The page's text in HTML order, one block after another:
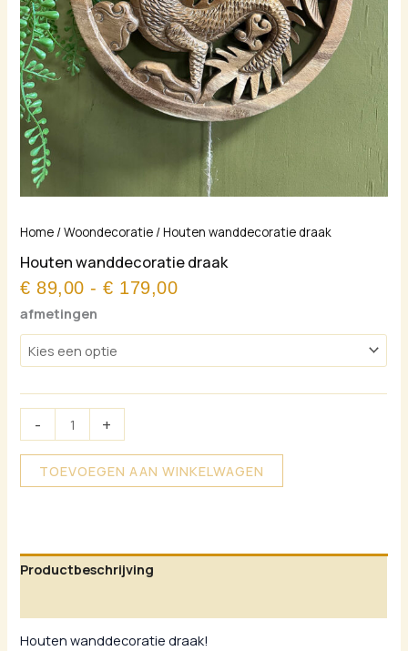
Home /Woondecoratie / Houten wanddecoratie draak
Houten wanddecoratie draak
€ 89,00 - € 179,00
Prijsklasse:
tot
€ 179,00
afmetingen
-
Houten
draak
aantal
+
TOEVOEGEN AAN WINKELWAGEN
Productbeschrijving
Houten wanddecoratie draak!